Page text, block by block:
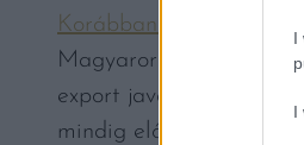
I
I
Korábban írtunk róla
,
Magyarországon. A
export javára. A
mindig előbb kerül a